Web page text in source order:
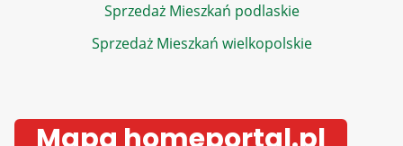
Sprzedaż Mieszkań podlaskie
Sprzedaż Mieszkań wielkopolskie